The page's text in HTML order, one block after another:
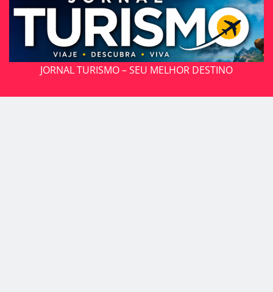
JORNAL TURISMO – SEU MELHOR DESTINO